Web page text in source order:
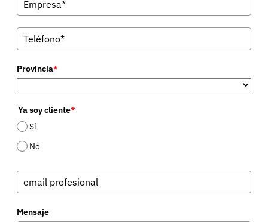
Provincia*
Ya soy cliente*
Sí
No
Mensaje